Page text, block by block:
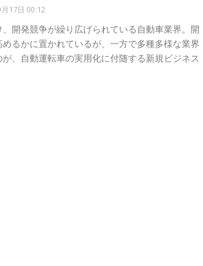
17日 00:12
開発競争が繰り広げられている自動車業界。開
るかに置かれているが、一方で多種多様な業界
、自動運転車の実用化に付随する新規ビジネス